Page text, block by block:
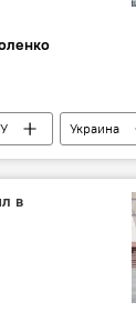
Украина
мнение эксперта
в